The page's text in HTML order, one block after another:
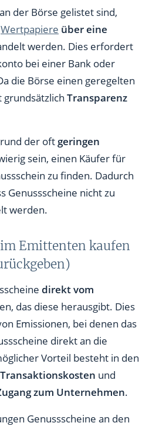
der Börse gelistet sind,
Wertpapiere über eine
werden. Dies erfordert
bei einer Bank oder
die Börse einen geregelten
Transparenz
der oft geringen
sein, einen Käufer für
zu finden. Dadurch
Genussscheine nicht zu
werden.
Emittenten kaufen
direkt vom
das diese herausgibt. Dies
Emissionen, bei denen das
direkt an die
Vorteil besteht in den
und
zum Unternehmen.
Genussscheine an den